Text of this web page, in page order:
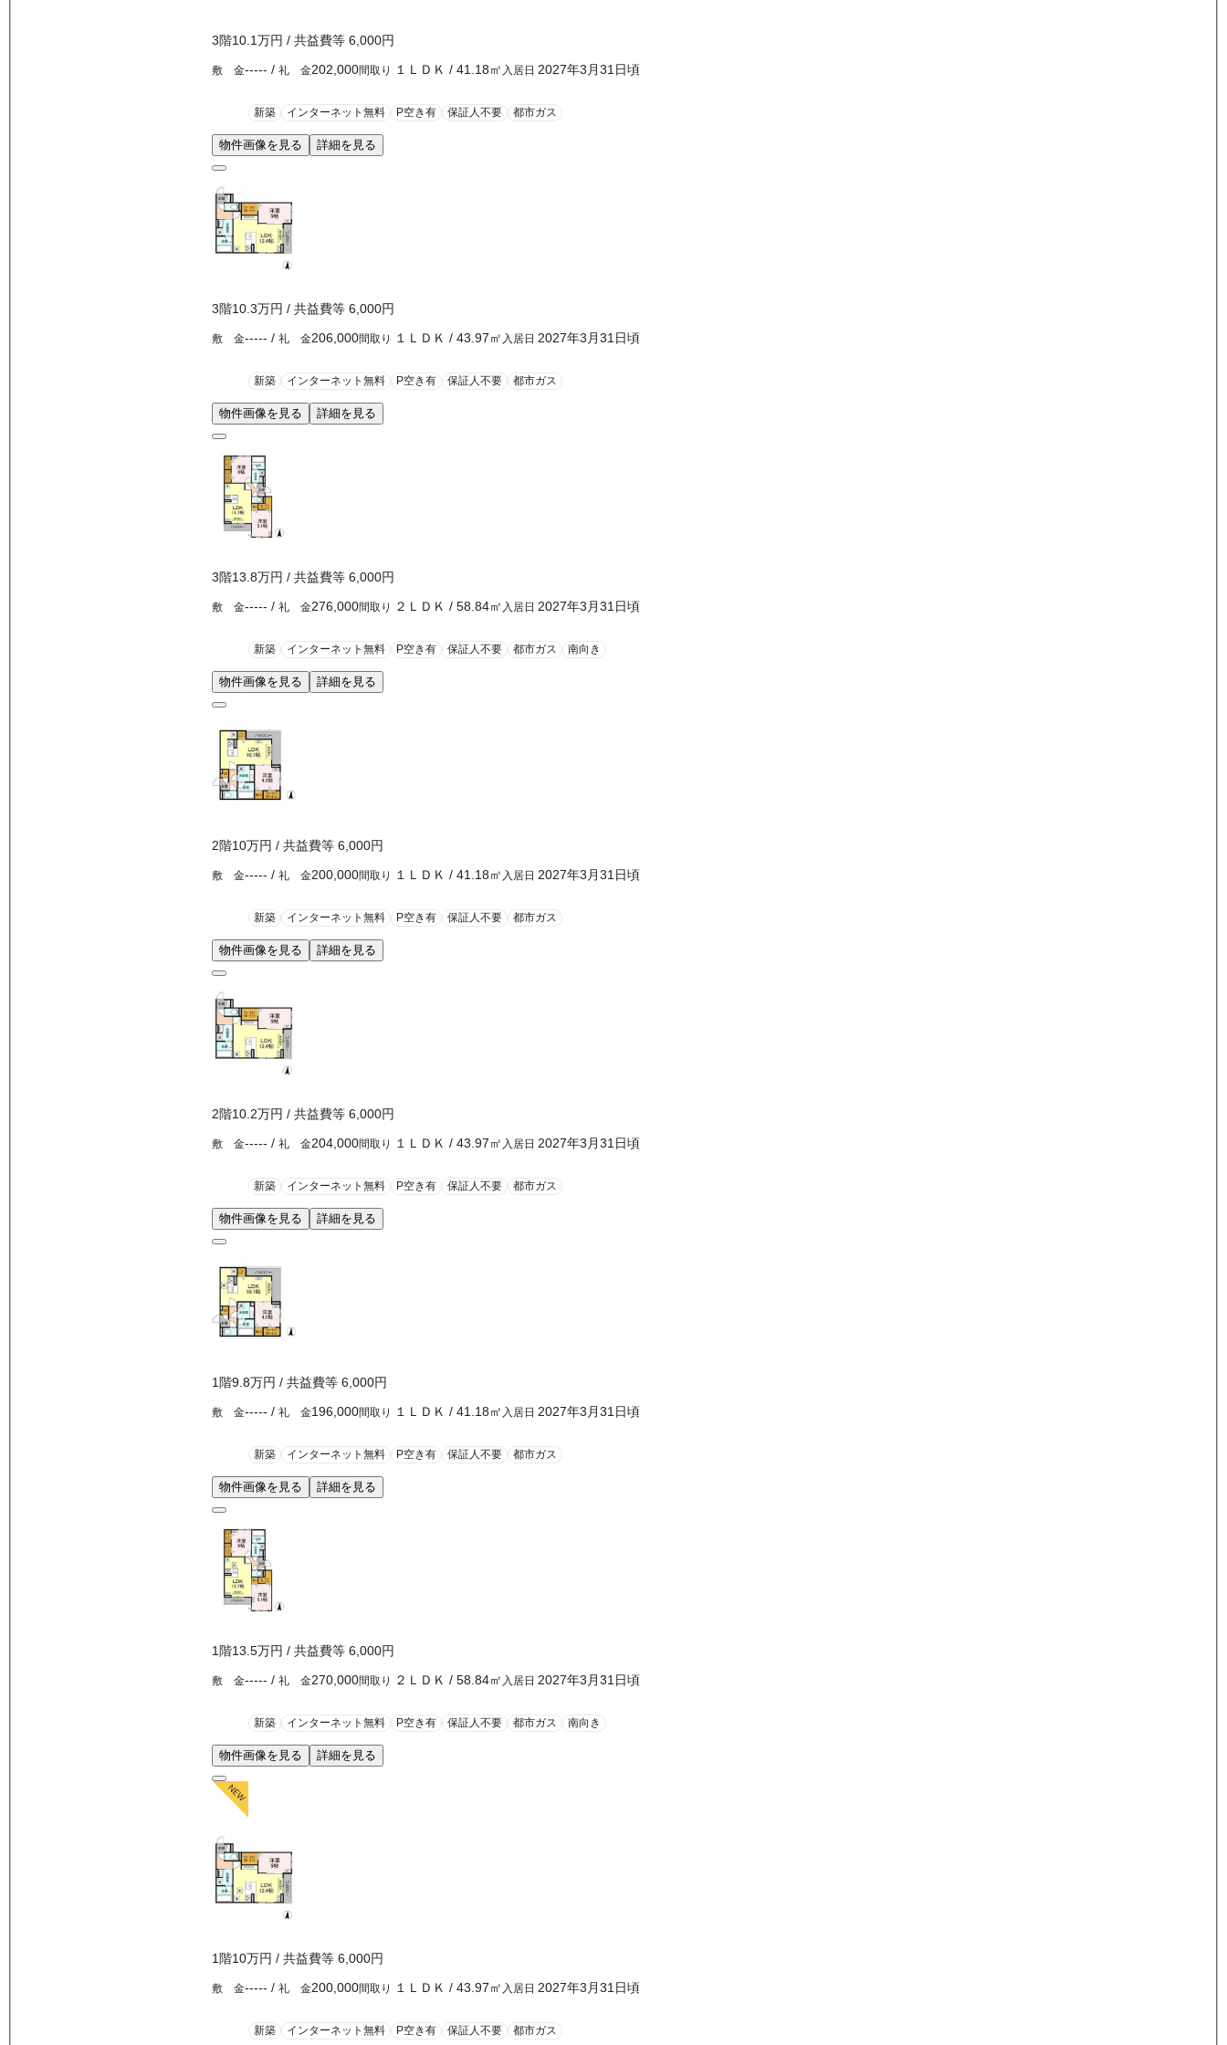
3階10.1万円 / 共益費等 6,000円
敷 金----- / 礼 金202,000間取り １ＬＤＫ / 41.18㎡ 入居日 2027年3月31日頃
新築 インターネット無料 P空き有 保証人不要 都市ガス
物件画像を見る 詳細を見る
3階10.3万円 / 共益費等 6,000円
敷 金----- / 礼 金206,000間取り １ＬＤＫ / 43.97㎡ 入居日 2027年3月31日頃
新築 インターネット無料 P空き有 保証人不要 都市ガス
物件画像を見る 詳細を見る
3階13.8万円 / 共益費等 6,000円
敷 金----- / 礼 金276,000間取り ２ＬＤＫ / 58.84㎡ 入居日 2027年3月31日頃
新築 インターネット無料 P空き有 保証人不要 都市ガス 南向き
物件画像を見る 詳細を見る
2階10万円 / 共益費等 6,000円
敷 金----- / 礼 金200,000間取り １ＬＤＫ / 41.18㎡ 入居日 2027年3月31日頃
新築 インターネット無料 P空き有 保証人不要 都市ガス
物件画像を見る 詳細を見る
2階10.2万円 / 共益費等 6,000円
敷 金----- / 礼 金204,000間取り １ＬＤＫ / 43.97㎡ 入居日 2027年3月31日頃
新築 インターネット無料 P空き有 保証人不要 都市ガス
物件画像を見る 詳細を見る
1階9.8万円 / 共益費等 6,000円
敷 金----- / 礼 金196,000間取り １ＬＤＫ / 41.18㎡ 入居日 2027年3月31日頃
新築 インターネット無料 P空き有 保証人不要 都市ガス
物件画像を見る 詳細を見る
1階13.5万円 / 共益費等 6,000円
敷 金----- / 礼 金270,000間取り ２ＬＤＫ / 58.84㎡ 入居日 2027年3月31日頃
新築 インターネット無料 P空き有 保証人不要 都市ガス 南向き
物件画像を見る 詳細を見る
1階10万円 / 共益費等 6,000円
敷 金----- / 礼 金200,000間取り １ＬＤＫ / 43.97㎡ 入居日 2027年3月31日頃
新築 インターネット無料 P空き有 保証人不要 都市ガス